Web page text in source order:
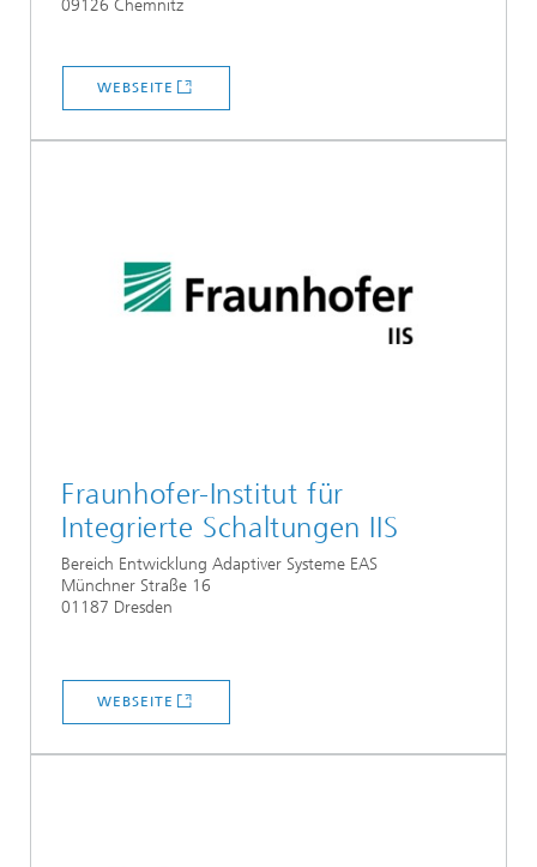
09126 Chemnitz
WEBSEITE
Fraunhofer-Institut für
Integrierte Schaltungen IIS
Bereich Entwicklung Adaptiver Systeme EAS
Münchner Straße 16
01187 Dresden
WEBSEITE